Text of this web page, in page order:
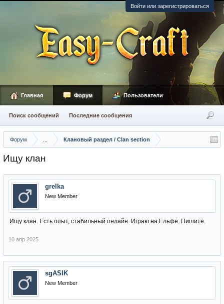
Войти или зарегистрироваться
Форум Клановый раздел / Сlan section
Ищу клан
grelka
New Member
Ищу клан. Есть опыт, стабильный онлайн. Играю на Ельфе. Пишите.
10 апр 2025
sgASIK
New Member
Главная Форум
Поиск сообщений Последние сообщения
Пользователи